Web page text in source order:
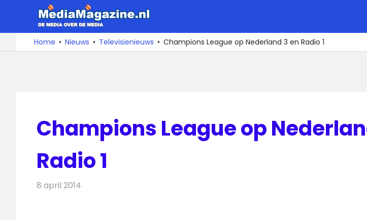
de
De
media
over
Home Nieuws Televisienieuws Champions League op Nederland 3 en Radio 1
Champions League op
Radio 1
8 april 2014